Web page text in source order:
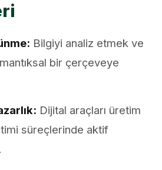
Bilgiyi analiz etmek ve
bir çerçeveye
Dijital araçları üretim
süreçlerinde aktif